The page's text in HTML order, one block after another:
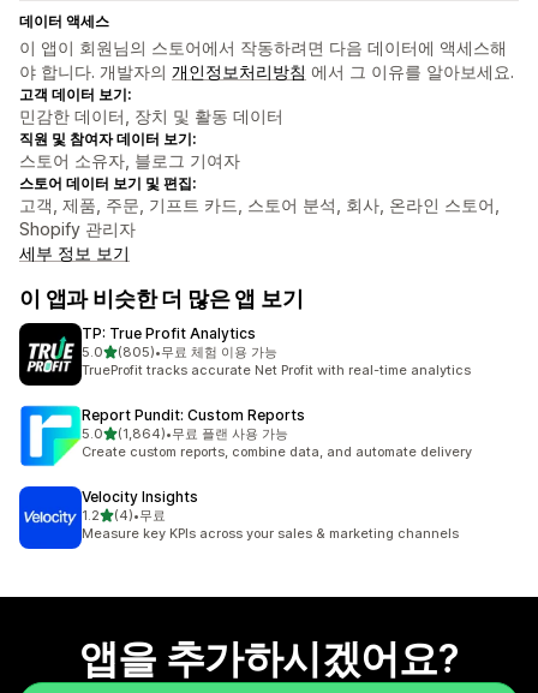
데이터 액세스
이 앱이 회원님의 스토어에서 작동하려면 다음 데이터에 액세스해
야 합니다. 개발자의 개인정보처리방침 에서 그 이유를 알아보세요.
고객 데이터 보기:
민감한 데이터, 장치 및 활동 데이터
직원 및 참여자 데이터 보기:
스토어 소유자, 블로그 기여자
스토어 데이터 보기 및 편집:
고객, 제품, 주문, 기프트 카드, 스토어 분석, 회사, 온라인 스토어,
Shopify 관리자
세부 정보 보기
이 앱과 비슷한 더 많은 앱 보기
TP: True Profit Analytics
5.0별 5개 중
(805)
총 리뷰 805개
•무료 체험 이용 가능
TrueProfit tracks accurate Net Profit with real-time analytics
Report Pundit: Custom Reports
5.0별 5개 중
(1,864)
총 리뷰 1864개
•무료 플랜 사용 가능
Create custom reports, combine data, and automate delivery
Velocity Insights
1.2별 5개 중
(4)
총 리뷰 4개
•무료
Measure key KPIs across your sales & marketing channels
앱을 추가하시겠어요?